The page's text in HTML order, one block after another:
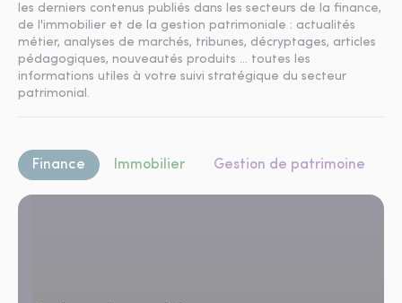
les derniers contenus publiés dans les secteurs de la finance,
de l'immobilier et de la gestion patrimoniale : actualités
métier, analyses de marchés, tribunes, décryptages, articles
pédagogiques, nouveautés produits ... toutes les
informations utiles à votre suivi stratégique du secteur
patrimonial.
Finance Immobilier Gestion de patrimoine